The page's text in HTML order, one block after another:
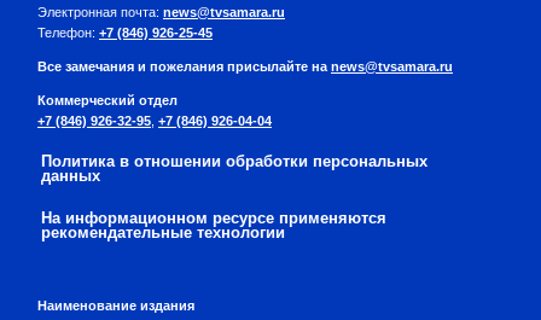
Электронная почта: news@tvsamara.ru
Телефон: +7 (846) 926-25-45
Все замечания и пожелания присылайте на news@tvsamara.ru
Коммерческий отдел
+7 (846) 926-32-95 +7 (846) 926-04-04
Политика в отношении обработки персональных
данных
На информационном ресурсе применяются
рекомендательные технологии
Наименование издания